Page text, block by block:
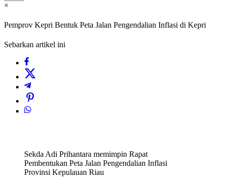
×
Pemprov Kepri Bentuk Peta Jalan Pengendalian Inflasi di Kepri
Sebarkan artikel ini
Sekda Adi Prihantara memimpin Rapat
Pembentukan Peta Jalan Pengendalian Inflasi
Provinsi Kepulauan Riau